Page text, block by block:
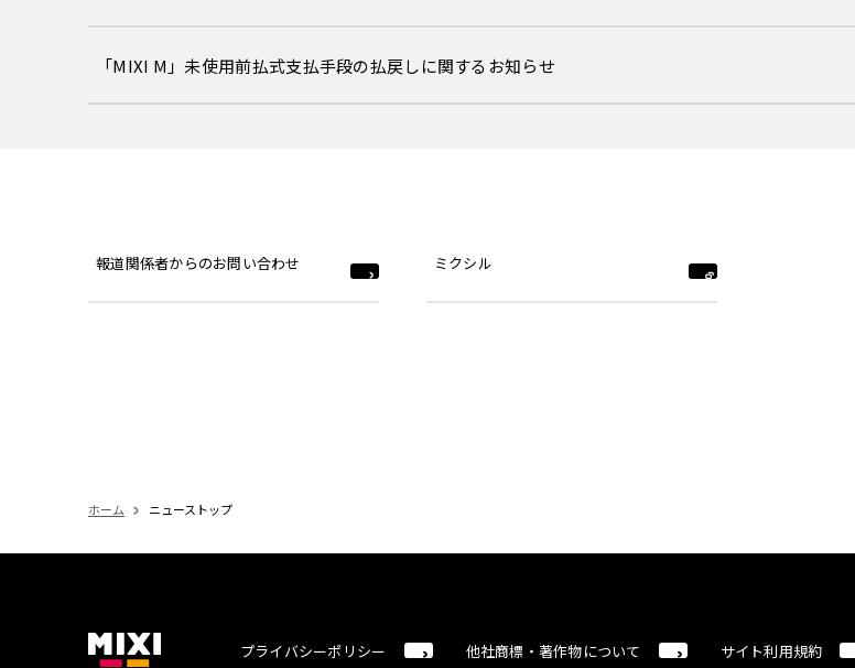
「MIXI M」未使用前払式支払手段の払戻しに関するお知らせ
報道関係者からのお問い合わせ ミクシル
ホーム ニューストップ
プライバシーポリシー 他社商標・著作物について サイト利用規約